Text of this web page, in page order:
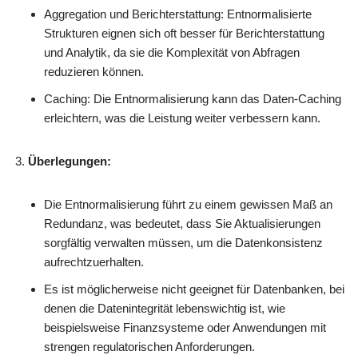
Aggregation und Berichterstattung: Entnormalisierte
Strukturen eignen sich oft besser für Berichterstattung
und Analytik, da sie die Komplexität von Abfragen
reduzieren können.
Caching: Die Entnormalisierung kann das Daten-Caching
erleichtern, was die Leistung weiter verbessern kann.
Überlegungen:
Die Entnormalisierung führt zu einem gewissen Maß an
Redundanz, was bedeutet, dass Sie Aktualisierungen
sorgfältig verwalten müssen, um die Datenkonsistenz
aufrechtzuerhalten.
Es ist möglicherweise nicht geeignet für Datenbanken, bei
denen die Datenintegrität lebenswichtig ist, wie
beispielsweise Finanzsysteme oder Anwendungen mit
strengen regulatorischen Anforderungen.